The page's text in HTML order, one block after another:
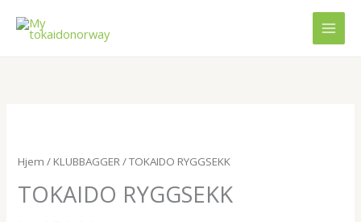
rett
Hjem / KLUBBAGGER/ TOKAIDO RYGGSEKK
TOKAIDO RYGGSEKK
antall